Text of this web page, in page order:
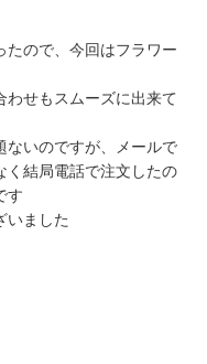
たので、今回はフラワー
わせもスムーズに出来て
ないのですが、メールで
く結局電話で注文したの
す
いました